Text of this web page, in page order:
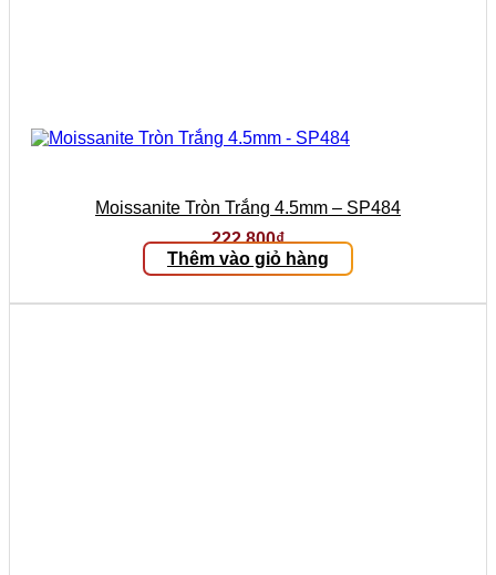
Moissanite Tròn Trắng 4.5mm – SP484
222.800₫
Thêm vào giỏ hàng